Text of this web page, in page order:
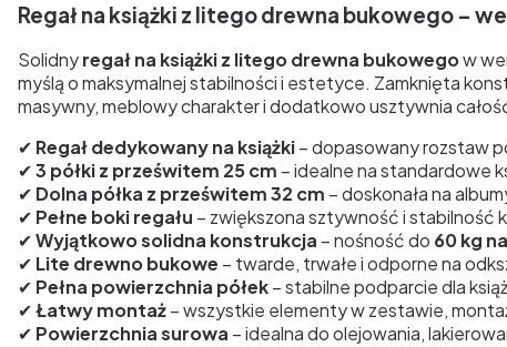
Regał na książki z litego drewna bukowego –
Solidnyregał na książki z litego drewna bukowegow
myślą o maksymalnej stabilności i estetyce. Zamknięta
masywny, meblowy charakter i dodatkowo usztywnia
✔ Regał dedykowany na książki– dopasowany rozstaw
✔3 półki z prześwitem 25 cm – idealne na standardowe
✔ Dolna półka z prześwitem 32 cm – doskonała na
✔ Pełne boki regału – zwiększona sztywność i stabilność
✔Wyjątkowo solidna konstrukcja – nośność do 60 kg
✔ Lite drewno bukowe – twarde, trwałe i odporne na
✔ Pełna powierzchnia półek– stabilne podparcie dla
✔Łatwy montaż– wszystkie elementy w zestawie,
✔ Powierzchnia surowa – idealna do olejowania,